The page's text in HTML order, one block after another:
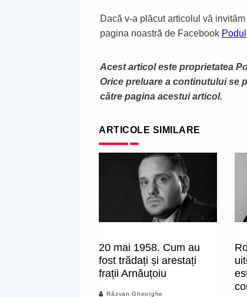
Dacă v-a plăcut articolul vă
pagina noastră de Facebook Podul
Acest articol este proprietatea
Orice preluare a continutului se
către pagina acestui articol.
ARTICOLE SIMILARE
20 mai 1958. Cum au
fost trădați și arestați
frații Arnăuțoiu
Răzvan Gheorghe